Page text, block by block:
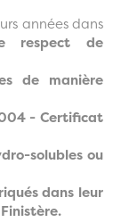
années dans
respect de
de manière
- Certificat
solubles ou
dans leur